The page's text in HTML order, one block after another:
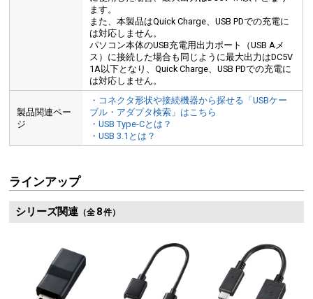
ます。
また、本製品はQuick Charge、USB PDでの充電に
は対応しません。
パソコン本体のUSB充電用出力ポート（USB Aメ
ス）に接続した場合も同じように最大出力はDC5V
1A以下となり、Quick Charge、USB PDでの充電に
は対応しません。
製品関連ペー
ジ
・コネクタ形状や接続機器から探せる「USBケー
ブル・アダプタ検索」はこちら
・USB Type-Cとは？
・USB 3.1とは？
ラインアップ
シリーズ関連（全 8件）